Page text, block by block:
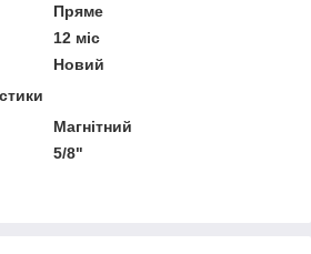
Пряме
12 міс
Новий
Магнітний
5/8"